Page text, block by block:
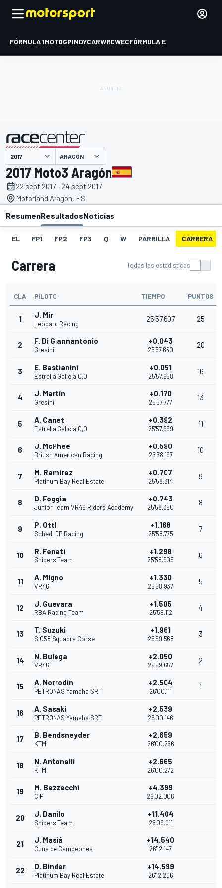
FÓRMULA 1MOTOGPINDYCARWRCWECFÓRMULA E
presentado por ARAGÓN
2017 Moto3 Aragón
22 sept 2017 - 24 sept 2017
Motorland Aragon, ES
ResumenResultadosNoticias
EL FP1 FP2 FP3 Q W PARRILLA CARRERA
Carrera Todas las estadísticas
CLA PILOTO TIEMPO PUNTOS
1 J. Mir
Leopard Racing
25'57.607 25
2 F. Di Giannantonio
Gresini
+0.043
25'57.650
20
3 E. Bastianini
Estrella Galicia 0,0
+0.051
25'57.658
16
4 J. Martín
Gresini
+0.170
25'57.777
13
5 A. Canet
Estrella Galicia 0,0
+0.392
25'57.999
11
6 J. McPhee
British American Racing
+0.590
25'58.197
10
7 M. Ramírez
Platinum Bay Real Estate
+0.707
25'58.314
9
8 D. Foggia
Junior Team VR46 Riders Academy
+0.743
25'58.350
8
9 P. Ottl
Schedl GP Racing
+1.168
25'58.775
7
10 R. Fenati
Snipers Team
+1.298
25'58.905
6
11 A. Migno
VR46
+1.330
25'58.937
5
12 J. Guevara
RBA Racing Team
+1.505
25'59.112
4
13 T. Suzuki
SIC58 Squadra Corse
+1.961
25'59.568
3
14 N. Bulega
VR46
+2.050
25'59.657
2
15 A. Norrodin
PETRONAS Yamaha SRT
+2.504
26'00.111
1
16 A. Sasaki
PETRONAS Yamaha SRT
+2.539
26'00.146
17 B. Bendsneyder
KTM
+2.659
26'00.266
18 N. Antonelli
KTM
+2.665
26'00.272
19 M. Bezzecchi
CIP
+4.399
26'02.006
20 J. Danilo
Snipers Team
+11.404
26'09.011
21 J. Masiá
Cuna de Campeones
+14.540
26'12.147
22 D. Binder
Platinum Bay Real Estate
+14.599
26'12.206